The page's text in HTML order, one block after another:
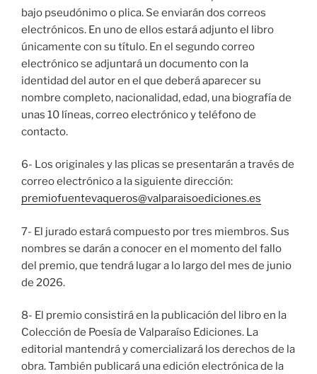
bajo pseudónimo o plica. Se enviarán dos correos
electrónicos. En uno de ellos estará adjunto el libro
únicamente con su título. En el segundo correo
electrónico se adjuntará un documento con la
identidad del autor en el que deberá aparecer su
nombre completo, nacionalidad, edad, una biografía de
unas 10 líneas, correo electrónico y teléfono de
contacto.
6- Los originales y las plicas se presentarán a través de
correo electrónico a la siguiente dirección:
premiofuentevaqueros@valparaisoediciones.es
7- El jurado estará compuesto por tres miembros. Sus
nombres se darán a conocer en el momento del fallo
del premio, que tendrá lugar a lo largo del mes de junio
de 2026.
8- El premio consistirá en la publicación del libro en la
Colección de Poesía de Valparaíso Ediciones. La
editorial mantendrá y comercializará los derechos de la
obra. También publicará una edición electrónica de la